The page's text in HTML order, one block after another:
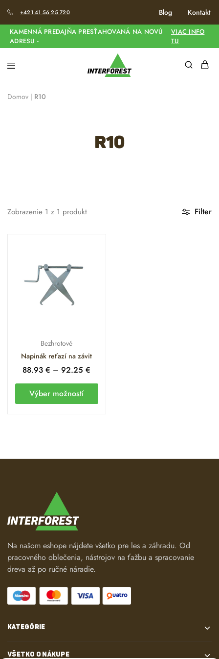
+421 41 56 25 720 Blog Kontakt
KAMENNÁ PREDAJŇA PRESŤAHOVANÁ NA NOVÚ
ADRESU -
VIAC INFO
TU
Domov | R10
R10
Filter
Zobrazenie 1 z 1 produkt
Bezhrotové
Napinák reťazí na závit
88.93€ – 92.25€
Výber možností
Na našom eshope nájdete všetko pre les a záhradu. Od
pracovného oblečenia, nástrojov na ťažbu a spracovanie
dreva až po ručné náradie.
KATEGÓRIE
VŠETKO O NÁKUPE